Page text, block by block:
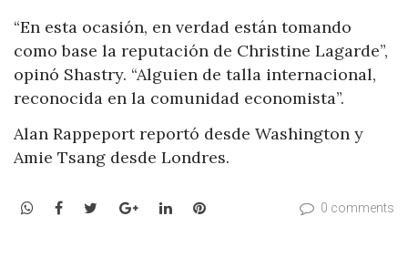
“En esta ocasión, en verdad están tomando
como base la reputación de Christine Lagarde”,
opinó Shastry. “Alguien de talla internacional,
reconocida en la comunidad economista”.
Alan Rappeport reportó desde Washington y
Amie Tsang desde Londres.
WhatsApp
Facebook
TwitterGoogle+LinkedInPinterest 0 comments